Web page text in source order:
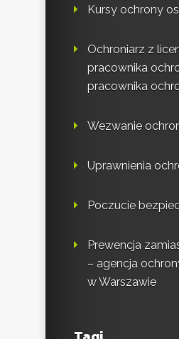
Kursy ochrony
Ochroniarz z
pracownika
pracownika
Wezwanie
Uprawnienia
Poczucie
Prewencja
– agencja
w Warszawie